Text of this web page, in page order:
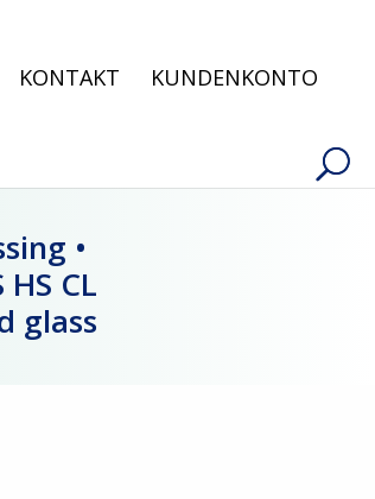
KONTAKT KUNDENKONTO
•
CL
glass